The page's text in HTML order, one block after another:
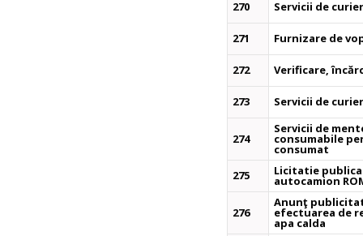
270 Servicii de
271 Furnizare de
272 Verificare,
273 Servicii de
274
Servicii de
consumabile
consumat
275
Licitatie
autocamion
276
Anunţ
efectuarea de
apa calda